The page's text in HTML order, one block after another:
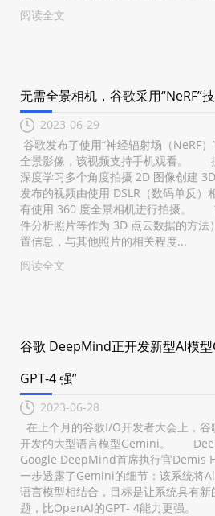
阅读全文
无需全景相机，谷歌采用“NeRF”
2023-06-29
谷歌发布了使用“神经辐射场（NeRF
全景影像，该视频支持手机观看。
深度学习多个角度拍摄 2D 图像创建
发布的视频由使用 DSLR（数码单反）
有使用 360 度全景相机进行拍摄。
件分析照片等作为 3D 点云数据的方法
置信息，与其他照片的相关程度...
阅读全文
谷歌 DeepMind正开发新型AI模
GPT-4 强”
2023-06-28
在上个月的谷歌I/O开发者大会上，
开发的大型语言模型Gemini。
Google DeepMind首席执行官Demis
一步透露了Gemini的细节：该系统将
语言模型相结合，目标是让系统具有
题，比OpenAI的GPT- 4能力更强